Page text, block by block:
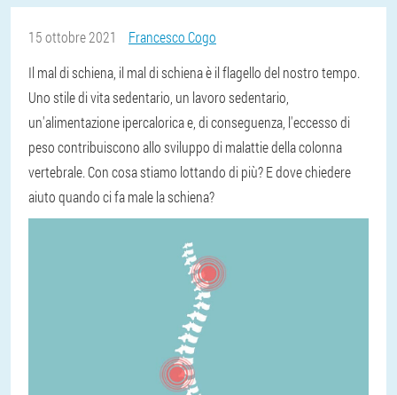
15 ottobre 2021
Francesco Cogo
Il mal di schiena, il mal di schiena è il flagello del nostro tempo.
Uno stile di vita sedentario, un lavoro sedentario,
un'alimentazione ipercalorica e, di conseguenza, l'eccesso di
peso contribuiscono allo sviluppo di malattie della colonna
vertebrale. Con cosa stiamo lottando di più? E dove chiedere
aiuto quando ci fa male la schiena?